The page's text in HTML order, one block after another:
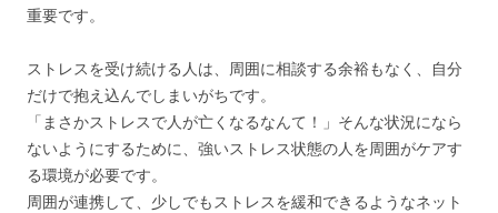
重要です。
ストレスを受け続ける人は、周囲に相談する余裕もなく、自分
だけで抱え込んでしまいがちです。
「まさかストレスで人が亡くなるなんて！」そんな状況になら
ないようにするために、強いストレス状態の人を周囲がケアす
る環境が必要です。
周囲が連携して、少しでもストレスを緩和できるようなネット